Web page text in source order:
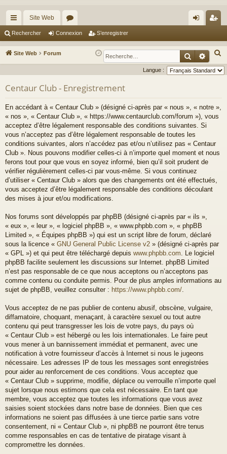
cc
ès
ra
Site Web
or
u
m
ne
xi
nr
eg
r
Rechercher Connexion S’enregistrer
Site Web Forum
e
c
Langue :
Centaur Club - Enregistrement
En accédant à « Centaur Club » (désigné ci-après par « nous », « notre »,
« nos », « Centaur Club », « https://www.centaurclub.com/forum »), vous
acceptez d’être légalement responsable des conditions suivantes. Si
vous n’acceptez pas d’être légalement responsable de toutes les
conditions suivantes, alors n’accédez pas et/ou n’utilisez pas « Centaur
Club ». Nous pouvons modifier celles-ci à n’importe quel moment et nous
ferons tout pour que vous en soyez informé, bien qu’il soit prudent de
vérifier régulièrement celles-ci par vous-même. Si vous continuez
d’utiliser « Centaur Club » alors que des changements ont été effectués,
vous acceptez d’être légalement responsable des conditions découlant
des mises à jour et/ou modifications.
Nos forums sont développés par phpBB (désigné ci-après par « ils »,
« eux », « leur », « logiciel phpBB », « www.phpbb.com », « phpBB
Limited », « Équipes phpBB ») qui est un script libre de forum, déclaré
sous la licence « GNU General Public License v2 » (désigné ci-après par
« GPL ») et qui peut être téléchargé depuis www.phpbb.com . Le logiciel
phpBB facilite seulement les discussions sur Internet. phpBB Limited
n’est pas responsable de ce que nous acceptons ou n’acceptons pas
comme contenu ou conduite permis. Pour de plus amples informations au
sujet de phpBB, veuillez consulter : https://www.phpbb.com/
Vous acceptez de ne pas publier de contenu abusif, obscène, vulgaire,
diffamatoire, choquant, menaçant, à caractère sexuel ou tout autre
contenu qui peut transgresser les lois de votre pays, du pays où
« Centaur Club » est hébergé ou les lois internationales. Le faire peut
vous mener à un bannissement immédiat et permanent, avec une
notification à votre fournisseur d’accès à Internet si nous le jugeons
nécessaire. Les adresses IP de tous les messages sont enregistrées
pour aider au renforcement de ces conditions. Vous acceptez que
« Centaur Club » supprime, modifie, déplace ou verrouille n’importe quel
sujet lorsque nous estimons que cela est nécessaire. En tant que
membre, vous acceptez que toutes les informations que vous avez
saisies soient stockées dans notre base de données. Bien que ces
informations ne soient pas diffusées à une tierce partie sans votre
consentement, ni « Centaur Club », ni phpBB ne pourront être tenus
comme responsables en cas de tentative de piratage visant à
compromettre les données.